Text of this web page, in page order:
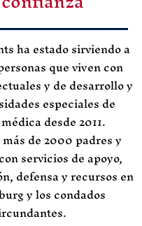
ha estado sirviendo a
que viven con
y de desarrollo y
especiales de
desde 2011.
de 2000 padres y
servicios de apoyo,
defensa y recursos en
y los condados